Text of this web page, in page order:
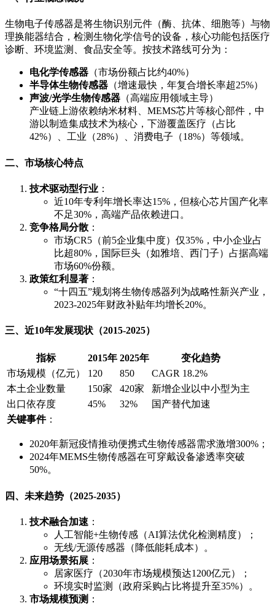
生物电子传感器是将生物识别元件（酶、抗体、细胞等）与物
理换能器结合，检测生物化学信号的设备，核心功能包括医疗
诊断、环境监测、食品安全等。按技术路线可分为：
电化学传感器 （市场份额占比约40%）
半导体生物传感器 （增速最快，年复合增长率超25%）
声波/光学生物传感器 （高端应用领域主导）
产业链上游依赖纳米材料、MEMS芯片等核心部件，中
游以制造集成技术为核心，下游覆盖医疗（占比
42%）、工业（28%）、消费电子（18%）等领域。
二、市场核心特点
技术驱动型行业 ：
近10年专利年增长率达15%，但核心芯片国产化率
不足30%，高端产品依赖进口。
竞争格局分散 ：
市场CR5（前5企业集中度）仅35%，中小企业占
比超80%，国际巨头（如雅培、西门子）占据高端
市场60%份额。
政策红利显著 ：
“十四五”规划将生物传感器列为战略性新兴产业，
2023-2025年财政补贴年均增长20%。
三、近10年发展现状（2015-2025）
指标 2015年 2025年
变化趋势
市场规模（亿元）
120 850
CAGR 18.2%
本土企业数量
150家 420家
新增企业以中小型为主
出口依存度
45% 32%
国产替代加速
关键事件：
2020年新冠疫情推动便携式生物传感器需求激增300%；
2024年MEMS生物传感器在可穿戴设备渗透率突破
50%。
四、未来趋势（2025-2035）
技术融合加速 ：
人工智能+生物传感（AI算法优化检测精度）；
无线/无源传感器（降低能耗成本）。
应用场景拓展 ：
居家医疗（2030年市场规模预达1200亿元）；
环境实时监测（政府采购占比将提升至35%）。
市场规模预测 ：